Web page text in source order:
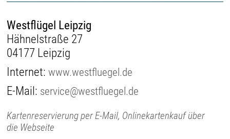
Westflügel Leipzig
Hähnelstraße 27
04177 Leipzig
Internet:www.westfluegel.de
E-Mail: service@westfluegel.de
Kartenreservierung per E-Mail, Onlinekartenkauf über
die Webseite